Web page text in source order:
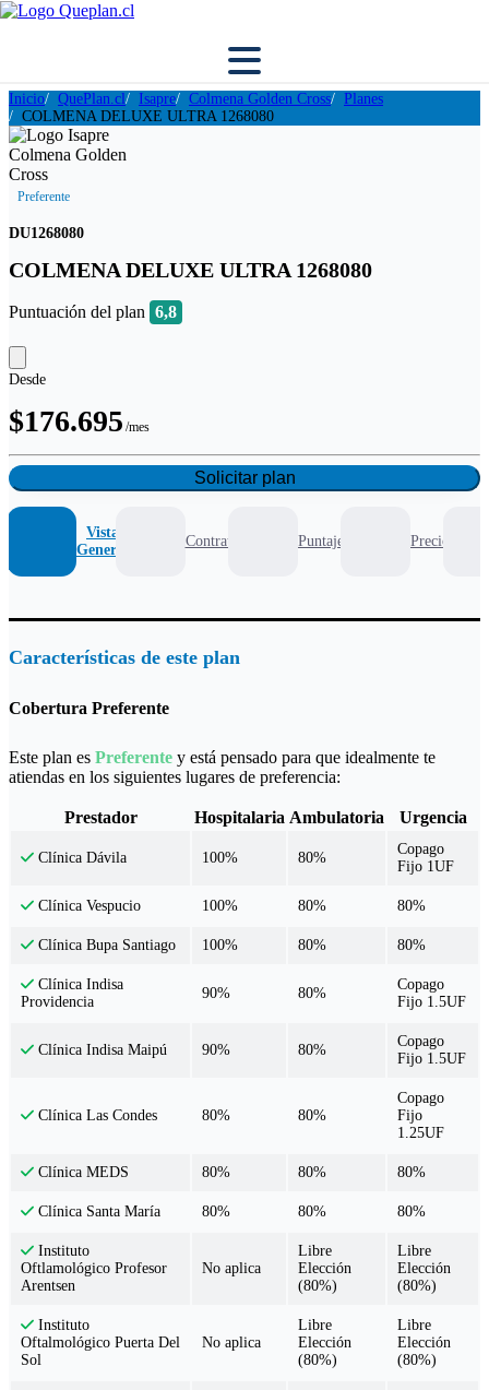
Inicio QuePlan.cl Isapre Colmena Golden Cross
Planes
COLMENA DELUXE ULTRA 1268080
Preferente
DU1268080
COLMENA DELUXE ULTRA 1268080
Puntuación del plan 6,8
Desde
$176.695 /mes
Solicitar plan
Vista
General
Contrato Puntaje Precio
Características de este plan
Cobertura Preferente
Este plan es Preferente y está pensado para que idealmente te
atiendas en los siguientes lugares de preferencia:
Prestador Hospitalaria Ambulatoria Urgencia
Clínica Dávila 100% 80%
Copago
Fijo 1UF
Clínica Vespucio 100% 80% 80%
Clínica Bupa Santiago 100% 80% 80%
Clínica Indisa
Providencia
90% 80%
Copago
Fijo 1.5UF
Clínica Indisa Maipú 90% 80%
Copago
Fijo 1.5UF
Clínica Las Condes 80% 80%
Copago
Fijo
1.25UF
Clínica MEDS 80% 80% 80%
Clínica Santa María 80% 80% 80%
Instituto
Oftlamológico Profesor
Arentsen
No aplica
Libre
Elección
(80%)
Libre
Elección
(80%)
Instituto
Oftalmológico Puerta Del
Sol
No aplica
Libre
Elección
(80%)
Libre
Elección
(80%)